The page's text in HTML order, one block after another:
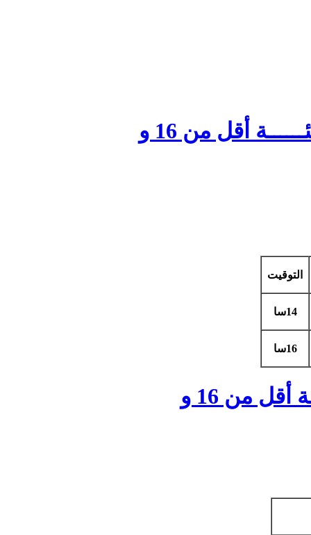
برمجـــة الدور التصفوي الثاني للمرحلة البلاي أوف فئــــــة أقل من 16 و
التوقيت
14سا
16سا
نتائج الدور التصفوي الأول للمرحلة البلاي أوف فئــــــة أقل من 16 و